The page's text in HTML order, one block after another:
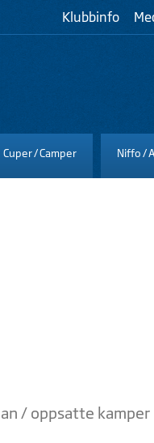
Klubbinfo
Cuper / Camper Niffo /
/ oppsatte kamper